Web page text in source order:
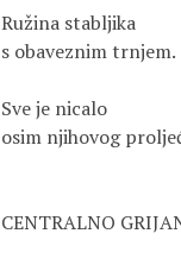
Ružina stabljika
s obaveznim trnjem.
Sve je nicalo
osim njihovog
CENTRALNO